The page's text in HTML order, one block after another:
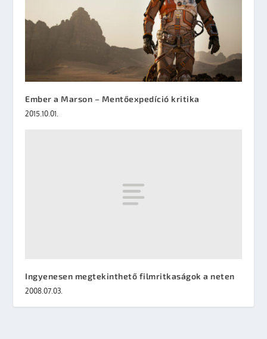
Ember a Marson – Mentőexpedíció kritika
2015.10.01.
Ingyenesen megtekinthető filmritkaságok a neten
2008.07.03.